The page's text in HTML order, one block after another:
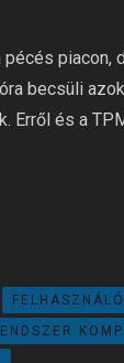
piacon,
becsüli
Erről és a